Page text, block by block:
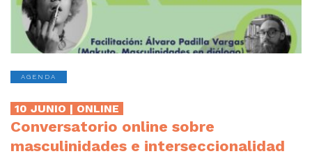
AGENDA
10 JUNIO | ONLINE
Conversatorio online sobre
masculinidades e interseccionalidad